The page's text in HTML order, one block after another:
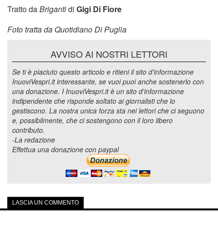
Tratto daBrigantidi Gigi Di Fiore
Foto tratta da Quotidiano Di Puglia
AVVISO AI NOSTRI LETTORI
Se ti è piaciuto questo articolo e ritieni il sito d'informazione
InuoviVespri.it interessante, se vuoi puoi anche sostenerlo con
una donazione. I InuoviVespri.it è un sito d'informazione
indipendente che risponde soltato ai giornalisti che lo
gestiscono. La nostra unica forza sta nei lettori che ci seguono
e, possibilmente, che ci sostengono con il loro libero
contributo.
-La redazione
Effettua una donazione con paypal
LASCIA UN COMMENTO